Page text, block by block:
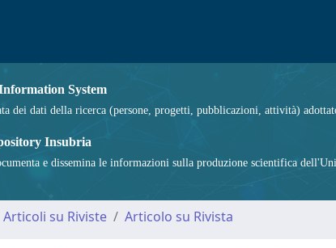
System
dei dati della ricerca (persone, progetti, pubblicazioni, attività)
Insubria
e dissemina le informazioni sulla produzione scientifica
Articoli su Riviste Articolo su Rivista